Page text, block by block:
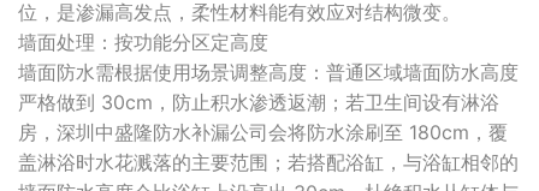
位，是渗漏高发点，柔性材料能有效应对结构微变。
墙面处理：按功能分区定高度
墙面防水需根据使用场景调整高度：普通区域墙面防水高度
严格做到 30cm，防止积水渗透返潮；若卫生间设有淋浴
房，深圳中盛隆防水补漏公司会将防水涂刷至 180cm，覆
盖淋浴时水花溅落的主要范围；若搭配浴缸，与浴缸相邻的